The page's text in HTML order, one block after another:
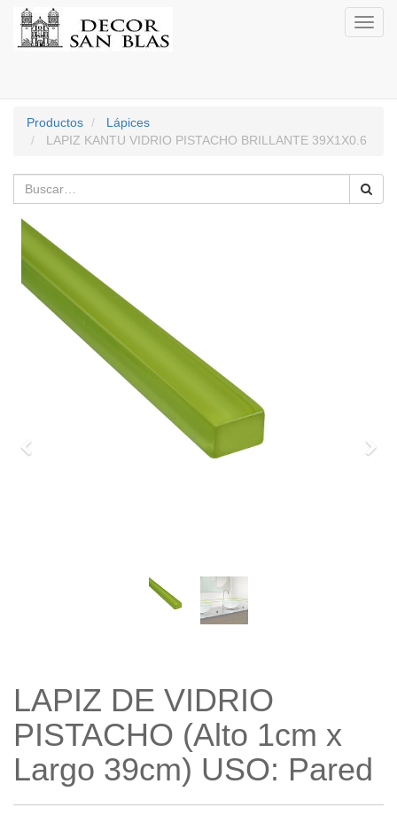
Productos
Lápices
LAPIZ KANTU VIDRIO PISTACHO BRILLANTE 39X1X0.6
LAPIZ DE VIDRIO
PISTACHO (Alto 1cm x
Largo 39cm) USO: Pared